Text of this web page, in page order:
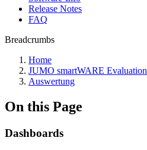
Release Notes
FAQ
Breadcrumbs
Home
JUMO smartWARE Evaluation
Auswertung
On this Page
Dashboards